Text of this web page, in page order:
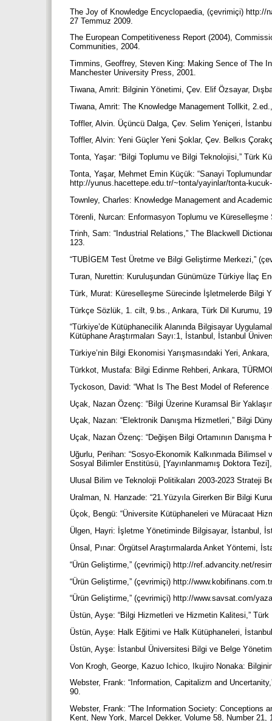
The Joy of Knowledge Encyclopaedia, (çevrimiçi) http://
27 Temmuz 2009.
The European Competitiveness Report (2004),
Communities, 2004.
Timmins, Geoffrey, Steven King: Making Sence of The
Manchester University Press, 2001.
Tiwana, Amrit: Bilginin Yönetimi, Çev. Elif Özsayar,
Tiwana, Amrit: The Knowledge Management Tollkit,
Toffler, Alvin. Üçüncü Dalga, Çev. Selim Yeniçeri,
Toffler, Alvin: Yeni Güçler Yeni Şoklar, Çev. Belkıs
Tonta, Yaşar: “Bilgi Toplumu ve Bilgi Teknolojisi,” Türk
Tonta, Yaşar, Mehmet Emin Küçük: “Sanayi
http://yunus.hacettepe.edu.tr/~tonta/yayinlar/tonta-
Townley, Charles: Knowledge Management and
Törenli, Nurcan: Enformasyon Toplumu ve
Trinh, Sam: “Industrial Relations,” The Blackwell
123.
“TUBİGEM Test Üretme ve Bilgi Geliştirme Merkezi,”
Turan, Nurettin: Kuruluşundan Günümüze Türkiye İlaç
Türk, Murat: Küreselleşme Sürecinde İşletmelerde Bilgi
Türkçe Sözlük, 1. cilt, 9.bs., Ankara, Türk Dil Kurumu,
“Türkiye’de Kütüphanecilik Alanında Bilgisayar
Kütüphane Araştırmaları Sayı:1, İstanbul, İstanbul
Türkiye’nin Bilgi Ekonomisi Yarışmasındaki Yeri,
Türkkot, Mustafa: Bilgi Edinme Rehberi, Ankara,
Tyckoson, David: “What Is The Best Model of
Uçak, Nazan Özenç: “Bilgi Üzerine Kuramsal Bir
Uçak, Nazan: “Elektronik Danışma Hizmetleri,” Bilgi
Uçak, Nazan Özenç: “Değişen Bilgi Ortamının
Uğurlu, Perihan: “Sosyo-Ekonomik Kalkınmada
Sosyal Bilimler Enstitüsü, [Yayınlanmamış Doktora
Ulusal Bilim ve Teknoloji Politikaları 2003-2023 Strateji
Uralman, N. Hanzade: “21.Yüzyıla Girerken Bir Bilgi
Üçok, Bengü: “Üniversite Kütüphaneleri ve Müracaat
Ülgen, Hayri: İşletme Yönetiminde Bilgisayar, İstanbul,
Ünsal, Pınar: Örgütsel Araştırmalarda Anket Yöntemi,
“Ürün Geliştirme,” (çevrimiçi) http://ref.advancity.net/
“Ürün Geliştirme,” (çevrimiçi) http://
“Ürün Geliştirme,” (çevrimiçi) http://www.savsat.com/
Üstün, Ayşe: “Bilgi Hizmetleri ve Hizmetin Kalitesi,”
Üstün, Ayşe: Halk Eğitimi ve Halk Kütüphaneleri,
Üstün, Ayşe: İstanbul Üniversitesi Bilgi ve Belge
Von Krogh, George, Kazuo Ichico, Ikujiro Nonaka:
Webster, Frank: “Information, Capitalizm and
90.
Webster, Frank: “The Information Society: Conceptions
Kent, New York, Marcel Dekker, Volume 58, Number 21,